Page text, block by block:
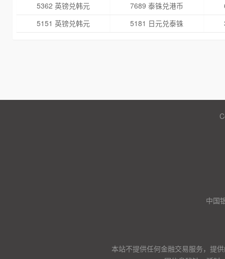
5362 英镑兑韩元
7689 泰铢兑港币
5151 英镑兑韩元
5181 日元兑泰铢
中国
本站不提供任何金融交易服务，提